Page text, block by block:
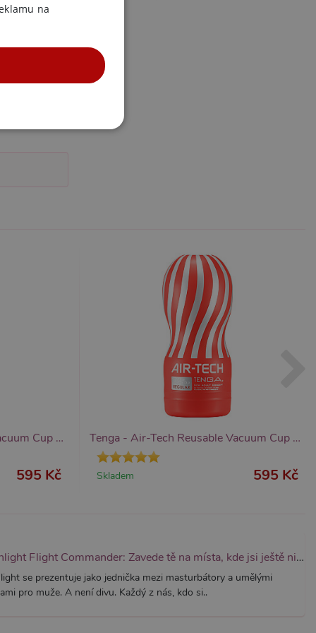
Tenga - Air-Tech Reusable Vacuum Cup Strong
595 Kč
Tenga - Air-Tech Reusable Vacuum Cup Regular
Skladem 595 Kč
Fleshlight Flight Commander: Zavede tě na místa, kde jsi ještě nikdy nebyl
se prezentuje jako jednička mezi masturbátory a umělými
pro muže. A není divu. Každý z nás, kdo si..
na
zapamatování
aby banner cookie
značek Google k
lze jej považovat za
správně.
po aktualizaci
z těchto funkcí
(_GRECAPTCHA)
každého požadavku na
pro analytické přehledy